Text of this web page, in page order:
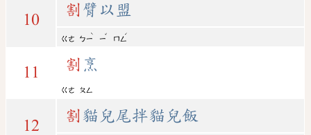
10
割 臂以盟
ㄍㄜ ㄅㄧ
ˋ
ㄧ
ˇ
ㄇㄥ
ˊ
11 割 烹
ㄍㄜ ㄆㄥ
12
割 貓兒尾拌貓兒飯